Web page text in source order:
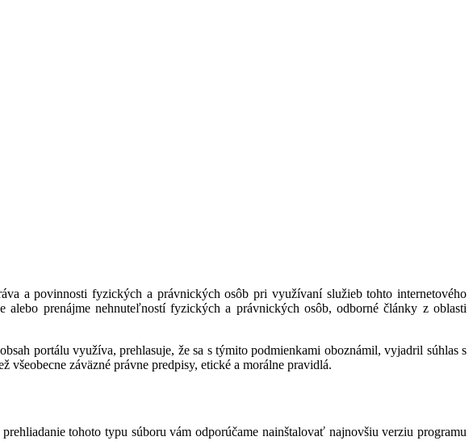
a povinnosti fyzických a právnických osôb pri využívaní služieb tohto internetového
prenájme nehnuteľností fyzických a právnických osôb, odborné články z oblasti
portálu využíva, prehlasuje, že sa s týmito podmienkami oboznámil, vyjadril súhlas s
záväzné právne predpisy, etické a morálne pravidlá.
tohoto typu súboru vám odporúčame nainštalovať najnovšiu verziu programu